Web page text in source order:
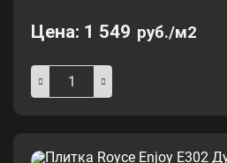
Цена: 1 549 руб./м2